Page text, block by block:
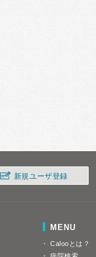
新規ユーザ登録
MENU
Calooとは？